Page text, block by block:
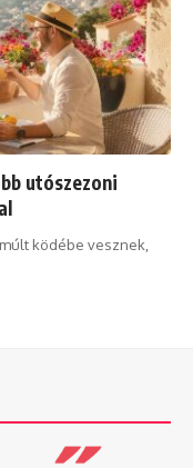
utószezoni
ködébe vesznek,